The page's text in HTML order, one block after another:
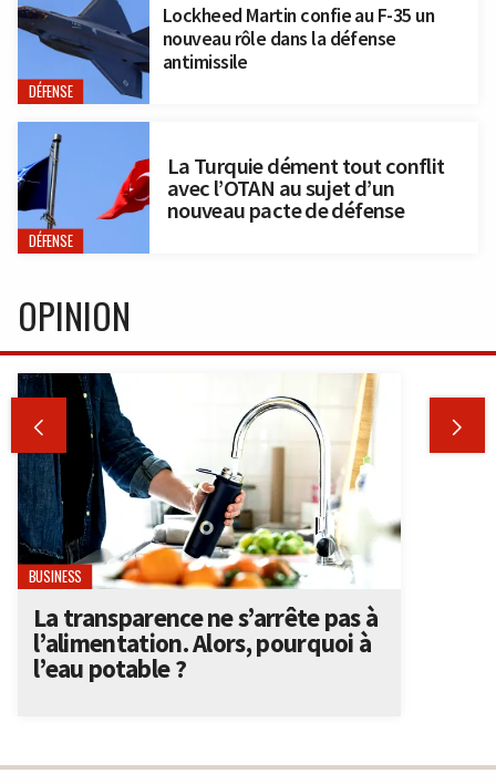
DÉFENSE
Lockheed Martin confie au F-35 un
nouveau rôle dans la défense
antimissile
DÉFENSE
La Turquie dément tout conflit
avec l’OTAN au sujet d’un
nouveau pacte de défense
OPINION
 
BUSINESS
La transparence ne s’arrête pas à
l’alimentation. Alors, pourquoi à
l’eau potable ?